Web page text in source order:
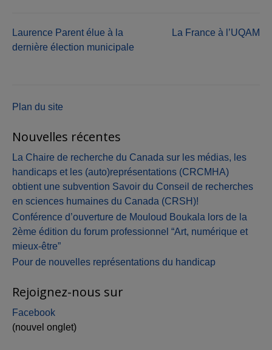
Navigation
Laurence Parent élue à la
dernière élection municipale
La France à l’UQAM
Plan du site
Nouvelles récentes
La Chaire de recherche du Canada sur les médias, les
handicaps et les (auto)représentations (CRCMHA)
obtient une subvention Savoir du Conseil de recherches
en sciences humaines du Canada (CRSH)!
Conférence d’ouverture de Mouloud Boukala lors de la
2ème édition du forum professionnel “Art, numérique et
mieux-être”
Pour de nouvelles représentations du handicap
Rejoignez-nous sur
Facebook
(nouvel onglet)